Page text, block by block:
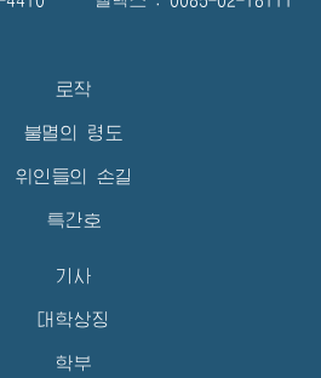
로작
불멸의 령도
위인들의 손길
특간호
기사
대학상징
학부